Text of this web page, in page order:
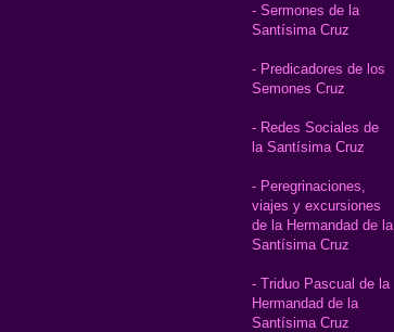
- Sermones de la
Santísima Cruz
- Predicadores de los
Semones Cruz
- Redes Sociales de
la Santísima Cruz
- Peregrinaciones,
viajes y excursiones
de la Hermandad de la
Santísima Cruz
- Triduo Pascual de la
Hermandad de la
Santísima Cruz